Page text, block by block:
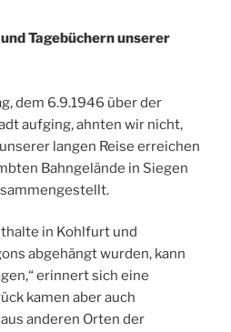
Tagebüchern unserer
dem 6.9.1946 über der
aufging, ahnten wir nicht,
langen Reise erreichen
Bahngelände in Siegen
in Kohlfurt und
abgehängt wurden, kann
erinnert sich eine
kamen aber auch
anderen Orten der